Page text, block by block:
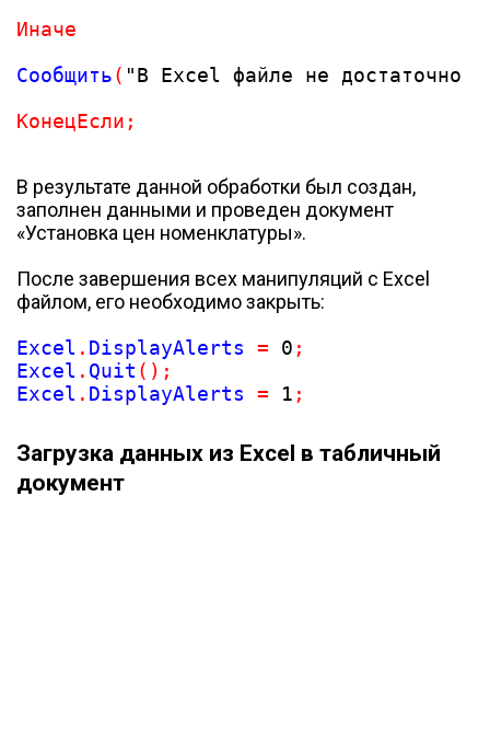
Иначе
Сообщить( "В Excel файле не достаточно
КонецЕсли ;
В результате данной обработки был создан,
заполнен данными и проведен документ
«Установка цен номенклатуры».
После завершения всех манипуляций с Excel
файлом, его необходимо закрыть:
Excel . DisplayAlerts = 0 ;
Excel . Quit ( ) ;
Excel . DisplayAlerts = 1 ;
Загрузка данных из Excel в табличный
документ